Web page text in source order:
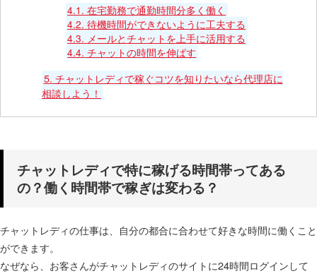
4.1. 在宅勤務で通勤時間分多く働く
4.2. 待機時間ができないように工夫する
4.3. メールとチャットを上手に活用する
4.4. チャットの時間を伸ばす
5. チャットレディで稼ぐコツを知りたいなら代理店に
相談しよう！
チャットレディで特に稼げる時間帯ってある
の？働く時間帯で稼ぎは変わる？
チャットレディの仕事は、自分の都合に合わせて好きな時間に働くこと
ができます。
なぜなら、お客さんがチャットレディのサイトに24時間ログインして